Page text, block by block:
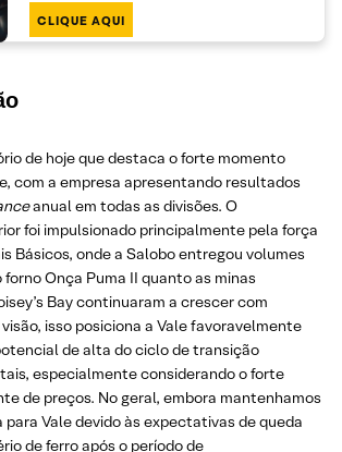
CLIQUE AQUI
de hoje que destaca o forte momento
com a empresa apresentando resultados
anual em todas as divisões. O
foi impulsionado principalmente pela força
Básicos, onde a Salobo entregou volumes
Onça Puma II quanto as minas
Bay continuaram a crescer com
isso posiciona a Vale favoravelmente
de alta do ciclo de transição
especialmente considerando o forte
de preços. No geral, embora mantenhamos
para Vale devido às expectativas de queda
de ferro após o período de